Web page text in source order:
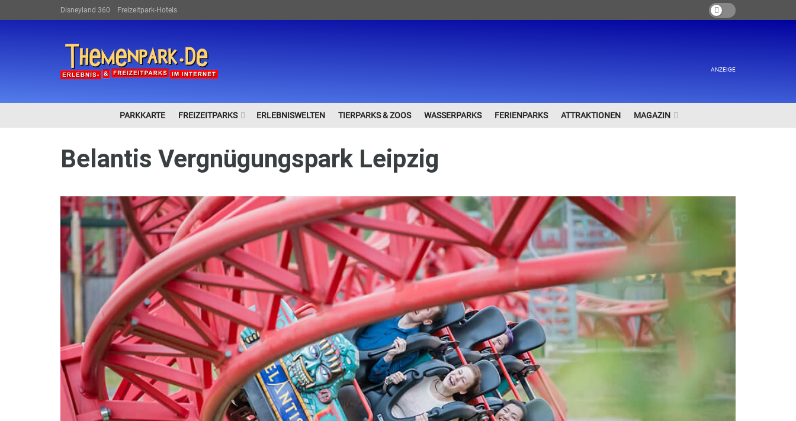
Disneyland 360 Freizeitpark-Hotels
ANZEIGE
PARKKARTE FREIZEITPARKS ERLEBNISWELTEN TIERPARKS & ZOOS WASSERPARKS FERIENPARKS ATTRAKTIONEN MAGAZIN
Belantis Vergnügungspark Leipzig